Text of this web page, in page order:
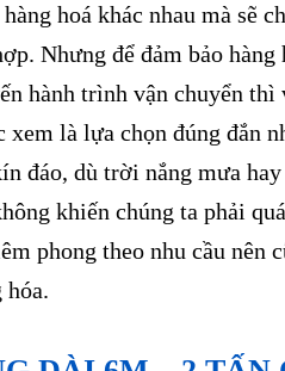
hoá khác nhau mà sẽ
Nhưng để đảm bảo hàng
hành trình vận chuyển thì
xem là lựa chọn đúng đắn
đáo, dù trời nắng mưa
khiến chúng ta phải
phong theo nhu cầu nên
hóa.